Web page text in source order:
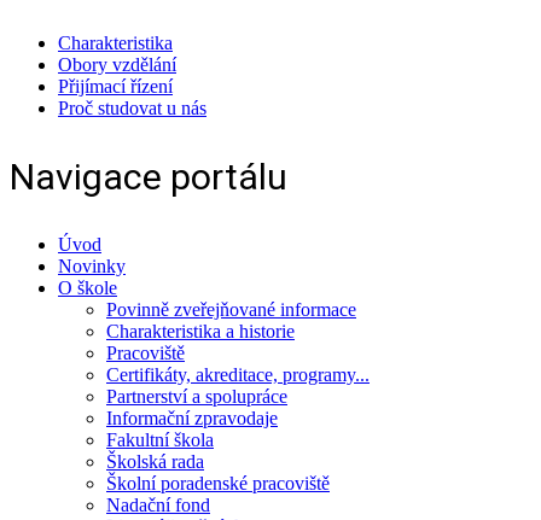
Charakteristika
Obory vzdělání
Přijímací řízení
Proč studovat u nás
Navigace portálu
Úvod
Novinky
O škole
Povinně zveřejňované informace
Charakteristika a historie
Pracoviště
Certifikáty, akreditace, programy...
Partnerství a spolupráce
Informační zpravodaje
Fakultní škola
Školská rada
Školní poradenské pracoviště
Nadační fond